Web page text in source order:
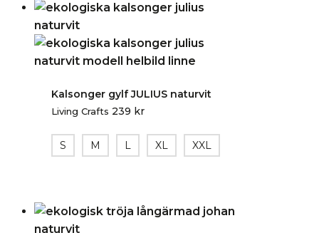
Kalsonger gylf JULIUS naturvit
Living Crafts 239 kr
S M L XL XXL